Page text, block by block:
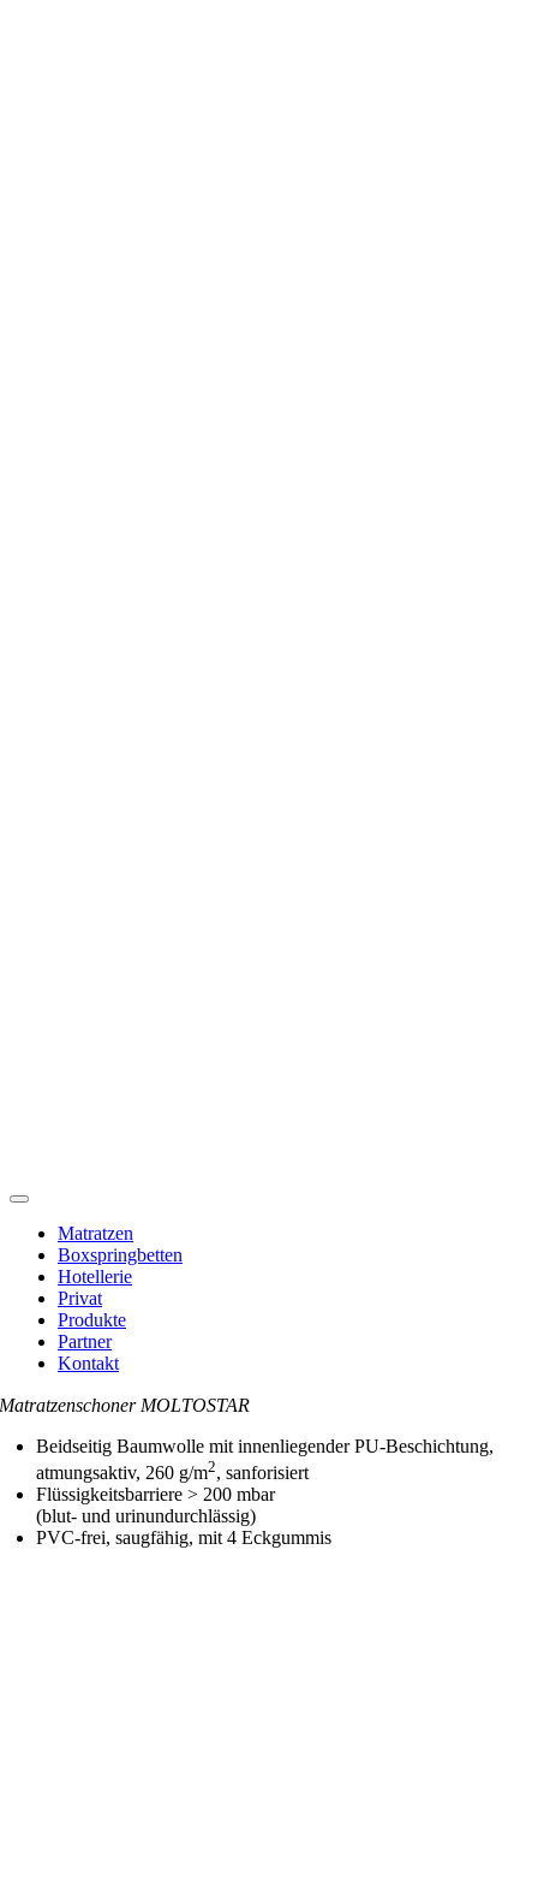
Toggle
NavigationMatratzen
Boxspringbetten
Hotellerie
Privat
Produkte
Partner
Kontakt
Matratzenschoner MOLTOSTAR
Beidseitig Baumwolle mit innenliegender PU-Beschichtung,
atmungsaktiv, 260 g/m2, sanforisiert
Flüssigkeitsbarriere > 200 mbar
(blut- und urinundurchlässig)
PVC-frei, saugfähig, mit 4 Eckgummis